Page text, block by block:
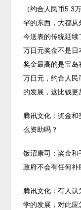
（约合人民币5.3
罕的东西，大都从
今送表的传统延
万日元奖金不是日
奖金最高的是宝岛
万日元，约合人
的发展，这比钱更
腾讯文化：奖金
么资助吗？
饭沼康司：奖金和
政府不会有任何补
腾讯文化：有人
学的发展，对此应